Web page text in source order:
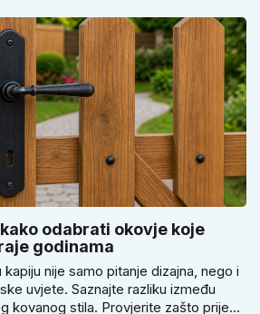
odabrati okovje koje
godinama
nije samo pitanje dizajna, nego i
uvjete. Saznajte razliku između
kovanog stila. Provjerite zašto prije